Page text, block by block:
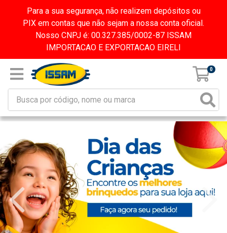
Para a sua segurança, não realizem depósitos ou
PIX em contas que não sejam a nossa conta oficial.
Nosso CNPJ é: 00.327.385/0002-87 ISSAM
IMPORTACAO E EXPORTACAO EIRELI
0